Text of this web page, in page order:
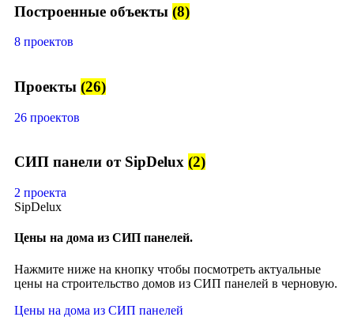
Построенные объекты (8)
8 проектов
Проекты (26)
26 проектов
СИП панели от SipDelux (2)
2 проекта
SipDelux
Цены на дома из СИП панелей.
Нажмите ниже на кнопку чтобы посмотреть актуальные
цены на строительство домов из СИП панелей в черновую.
Цены на дома из СИП панелей